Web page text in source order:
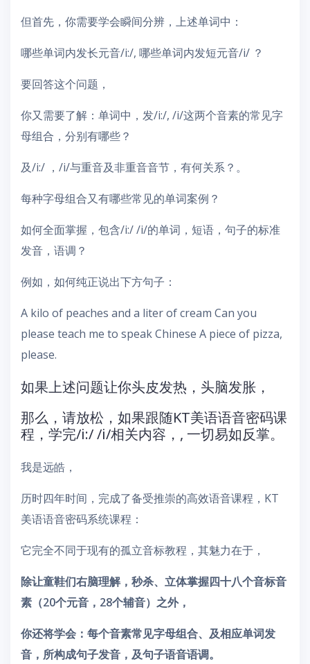
但首先，你需要学会瞬间分辨，上述单词中：
哪些单词内发长元音/i:/, 哪些单词内发短元音/i/ ？
要回答这个问题，
你又需要了解：单词中，发/i:/, /i/这两个音素的常见字
母组合，分别有哪些？
及/i:/ ，/i/与重音及非重音音节，有何关系？。
每种字母组合又有哪些常见的单词案例？
如何全面掌握，包含/i:/ /i/的单词，短语，句子的标准
发音，语调？
例如，如何纯正说出下方句子：
A kilo of peaches and a liter of cream Can you
please teach me to speak Chinese A piece of pizza,
please.
如果上述问题让你头皮发热，头脑发胀，
那么，请放松，如果跟随KT美语语音密码课
程，学完/i:/ /i/相关内容，, 一切易如反掌。
我是远皓，
历时四年时间，完成了备受推崇的高效语音课程，KT
美语语音密码系统课程：
它完全不同于现有的孤立音标教程，其魅力在于，
除让童鞋们右脑理解，秒杀、立体掌握四十八个音标音
素（20个元音，28个辅音）之外，
你还将学会：每个音素常见字母组合、及相应单词发
音，所构成句子发音，及句子语音语调。